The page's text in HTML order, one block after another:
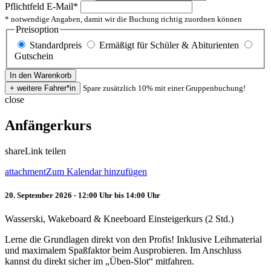
Pflichtfeld E-Mail*
* notwendige Angaben, damit wir die Buchung richtig zuordnen können
Preisoption
Standardpreis
Ermäßigt für Schüler & Abiturienten
Gutschein
Spare zusätzlich 10% mit einer Gruppenbuchung!
close
Anfängerkurs
shareLink teilen
attachmentZum Kalendar hinzufügen
20. September 2026 - 12:00 Uhr bis 14:00 Uhr
Wasserski, Wakeboard & Kneeboard Einsteigerkurs (2 Std.)
Lerne die Grundlagen direkt von den Profis! Inklusive Leihmaterial
und maximalem Spaßfaktor beim Ausprobieren. Im Anschluss
kannst du direkt sicher im „Üben-Slot“ mitfahren.